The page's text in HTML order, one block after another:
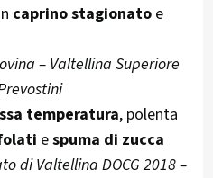
caprino stagionatoe
– Valtellina Superiore
temperatura, polenta
espuma di zucca
di Valtellina DOCG 2018 –